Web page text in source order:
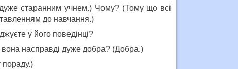
старанним учнем.) Чому? (Тому що всі
до навчання.)
у його поведінці?
насправді дуже добра? (Добра.)